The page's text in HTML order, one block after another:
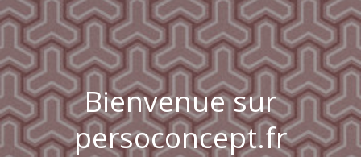
Bienvenue sur
persoconcept.fr